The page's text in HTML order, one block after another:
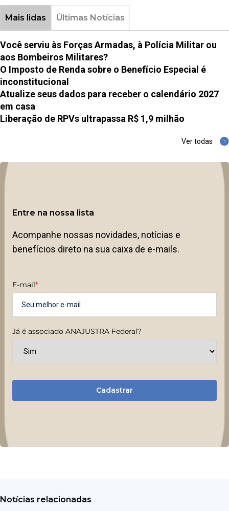
Mais lidas Últimas Notícias
Você serviu às Forças Armadas, à Polícia Militar ou
aos Bombeiros Militares?
O Imposto de Renda sobre o Benefício Especial é
inconstitucional
Atualize seus dados para receber o calendário 2027
em casa
Liberação de RPVs ultrapassa R$ 1,9 milhão
Ver todas
Entre na nossa lista
Acompanhe nossas novidades, notícias e
benefícios direto na sua caixa de e-mails.
E-mail*
Já é associado ANAJUSTRA Federal?
Cadastrar
Notícias relacionadas